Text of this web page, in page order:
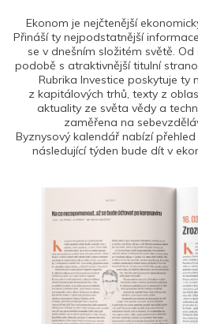
Ekonom je nejčtenější
Přináší ty nejpodstatnější
se v dnešním složitém světě.
podobě s atraktivnější titulní
Rubrika Investice poskytuje ty
z kapitálových trhů, texty z
aktuality ze světa vědy a
zaměřena na
Byznysový kalendář nabízí
následující týden bude dít v